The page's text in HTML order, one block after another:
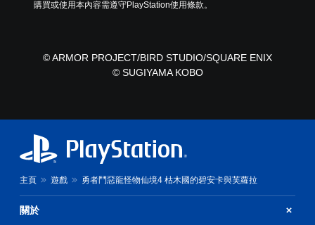
購買或使用本內容需遵守PlayStation使用條款。
© ARMOR PROJECT/BIRD STUDIO/SQUARE ENIX
© SUGIYAMA KOBO
主頁 遊戲 勇者鬥惡龍怪物仙境4 枯木國的碧安卡與芙蘿拉
關於